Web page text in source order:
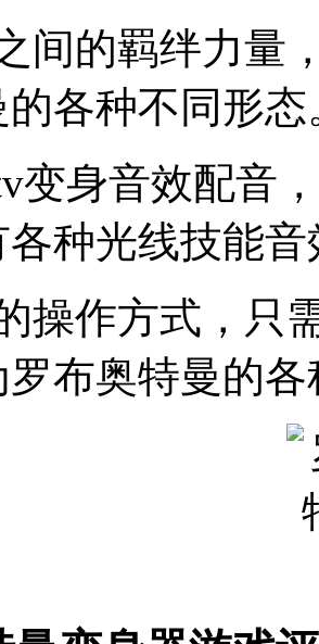
间的羁绊力量
的各种不同形态
变身音效配音
种光线技能音
操作方式，只
布奥特曼的